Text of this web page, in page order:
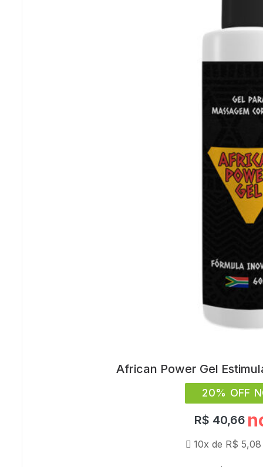
African Power Gel
20% OFF
R$ 40,66
10x de R$ 5,08